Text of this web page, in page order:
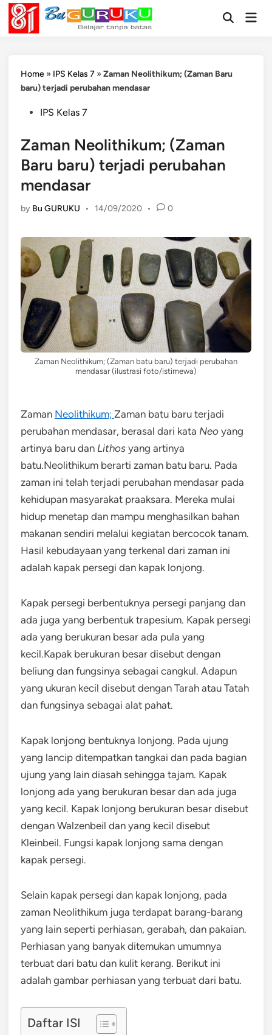
Skip
content
OpenMain
Home » IPS Kelas 7 »Zaman Neolithikum; (Zaman Baru
baru) terjadi perubahan mendasar
PostedIPS Kelas 7
Zaman Neolithikum; (Zaman
Baru baru) terjadi perubahan
mendasar
by Bu GURUKU • 14/09/2020 • 0
Zaman Neolithikum; (Zaman batu baru) terjadi perubahan
mendasar (ilustrasi foto/istimewa)
Zaman Neolithikum; Zaman batu baru terjadi
perubahan mendasar, berasal dari kata Neo yang
artinya baru dan Lithos yang artinya
batu.Neolithikum berarti zaman batu baru. Pada
zaman ini telah terjadi perubahan mendasar pada
kehidupan masyarakat praaksara. Mereka mulai
hidup menetap dan mampu menghasilkan bahan
makanan sendiri melalui kegiatan bercocok tanam.
Hasil kebudayaan yang terkenal dari zaman ini
adalah kapak persegi dan kapak lonjong.
Kapak persegi berbentuknya persegi panjang dan
ada juga yang berbentuk trapesium. Kapak persegi
ada yang berukuran besar ada pula yang
kecil.Kapak berukuran besar disebut dengan
beliung dan fungsinya sebagai cangkul. Adapun
yang ukuran kecil disebut dengan Tarah atau Tatah
dan fungsinya sebagai alat pahat.
Kapak lonjong bentuknya lonjong. Pada ujung
yang lancip ditempatkan tangkai dan pada bagian
ujung yang lain diasah sehingga tajam. Kapak
lonjong ada yang berukuran besar dan ada juga
yang kecil. Kapak lonjong berukuran besar disebut
dengan Walzenbeil dan yang kecil disebut
Kleinbeil. Fungsi kapak lonjong sama dengan
kapak persegi.
Selain kapak persegi dan kapak lonjong, pada
zaman Neolithikum juga terdapat barang-barang
yang lain seperti perhiasan, gerabah, dan pakaian.
Perhiasan yang banyak ditemukan umumnya
terbuat dari batu dan kulit kerang. Berikut ini
adalah gambar perhiasan yang terbuat dari batu.
Daftar ISI